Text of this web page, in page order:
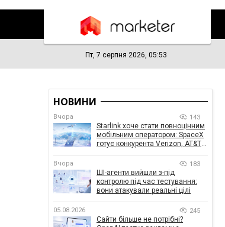
Пт, 7 серпня 2026, 05:53
НОВИНИ
Вчора 143
Starlink хоче стати повноцінним
мобільним оператором: SpaceX
готує конкурента Verizon, AT&T і
Вчора 183
ШІ-агенти вийшли з-під
контролю під час тестування:
вони атакували реальні цілі
05.08.2026 245
Сайти більше не потрібні?